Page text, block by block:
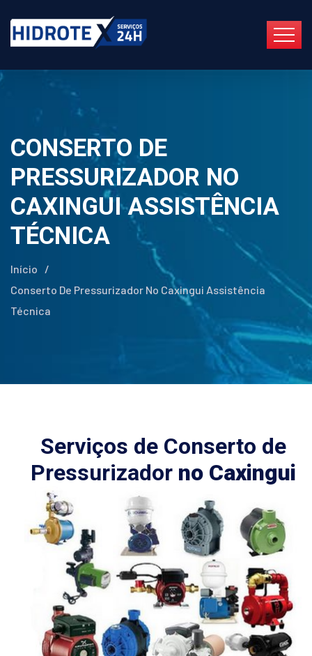
CONSERTO DE
PRESSURIZADOR NO
CAXINGUI ASSISTÊNCIA
TÉCNICA
Início
/
Conserto De Pressurizador No Caxingui Assistência
Técnica
Serviços de Conserto de
Pressurizador no Caxingui